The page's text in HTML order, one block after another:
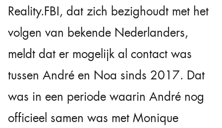
Reality.FBI, dat zich bezighoudt met het
volgen van bekende Nederlanders,
meldt dat er mogelijk al contact was
tussen André en Noa sinds 2017. Dat
was in een periode waarin André nog
officieel samen was met Monique